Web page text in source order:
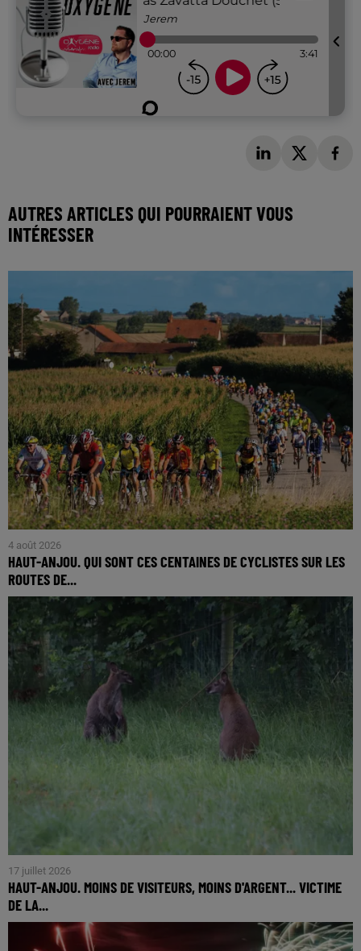
AUTRES ARTICLES QUI POURRAIENT VOUS
INTÉRESSER
4 août 2026
HAUT-ANJOU. QUI SONT CES CENTAINES DE CYCLISTES SUR LES
ROUTES DE...
17 juillet 2026
HAUT-ANJOU. MOINS DE VISITEURS, MOINS D'ARGENT... VICTIME
DE LA...